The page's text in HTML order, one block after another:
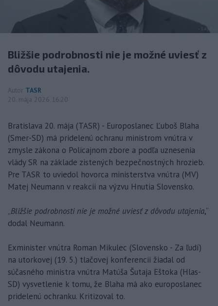
Bližšie podrobnosti nie je možné uviesť z
dôvodu utajenia.
Autor TASR
20. mája 2026 16:20
Bratislava 20. mája (TASR) - Europoslanec Ľuboš Blaha
(Smer-SD) má pridelenú ochranu ministrom vnútra v
zmysle zákona o Policajnom zbore a podľa uznesenia
vlády SR na základe zistených bezpečnostných hrozieb.
Pre TASR to uviedol hovorca ministerstva vnútra (MV)
Matej Neumann v reakcii na výzvu Hnutia Slovensko.
„Bližšie podrobnosti nie je možné uviesť z dôvodu utajenia,“
dodal Neumann.
Exminister vnútra Roman Mikulec (Slovensko - Za ľudí)
na utorkovej (19. 5.) tlačovej konferencii žiadal od
súčasného ministra vnútra Matúša Šutaja Eštoka (Hlas-
SD) vysvetlenie k tomu, že Blaha má ako europoslanec
pridelenú ochranku. Kritizoval to.